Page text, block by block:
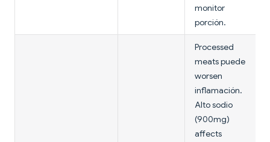
monitor
porción.
Processed
meats puede
worsen
inflamación.
Alto sodio
(900mg)
affects